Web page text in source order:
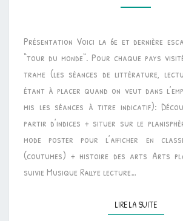
PROJET
Présentation Voici la 6e et dernière
“tour du monde“. Pour chaque pays
trame (les séances de littérature,
étant à placer quand on veut dans
mis les séances à titre indicatif):
partir d’indices + situer sur le
mode poster pour l’afficher en
(coutumes) + histoire des arts Arts
suivie Musique Rallye lecture…
LIRE LA SUITELIRE LA